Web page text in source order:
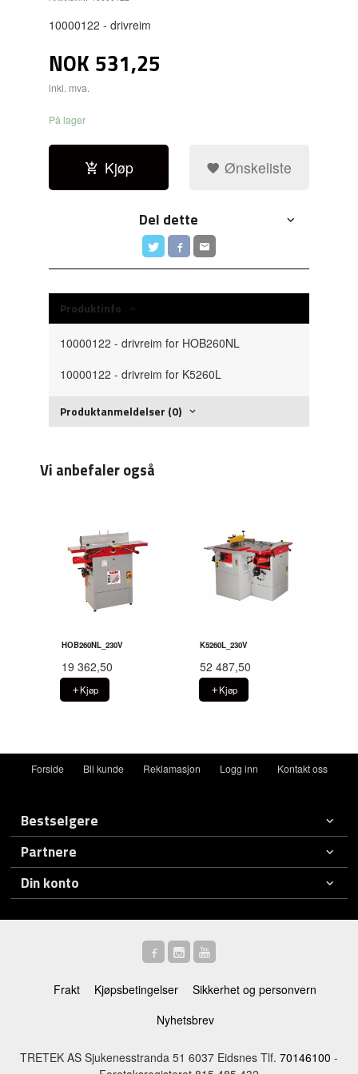
10000122 - drivreim
NOK 531,25
inkl. mva.
På lager
Kjøp Ønskeliste
Del dette
Produktinfo
10000122 - drivreim for HOB260NL
10000122 - drivreim for K5260L
Produktanmeldelser (0)
Vi anbefaler også
HOB260NL_230V
19 362,50
Kjøp
K5260L_230V
52 487,50
Kjøp
Forside Bli kunde Reklamasjon Logg inn Kontakt oss
Bestselgere
Partnere
Din konto
Frakt Kjøpsbetingelser
Sikkerhet og personvern
Nyhetsbrev
TRETEK AS Sjukenesstranda 51 6037 Eidsnes Tlf. 70146100 -